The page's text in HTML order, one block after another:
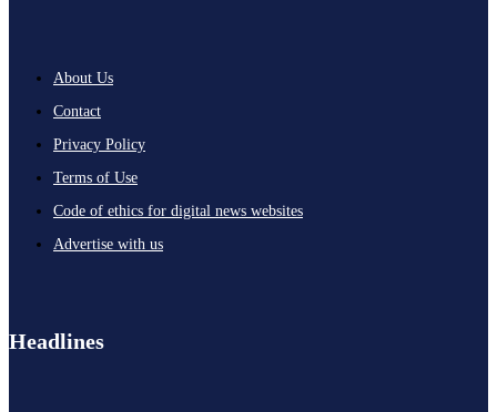
About Us
Contact
Privacy Policy
Terms of Use
Code of ethics for digital news websites
Advertise with us
Headlines